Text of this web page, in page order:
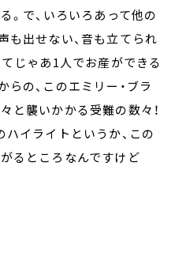
。で、いろいろあって他の
も出せない、音も立てられ
てじゃあ1人でお産ができる
の、このエミリー・ブラ
と襲いかかる受難の数々！
ハイライトというか、この
るところなんですけど